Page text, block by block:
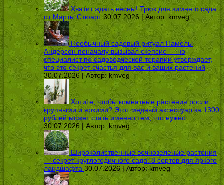
Хватит ждать весны! Трюк для зимнего сада
от Марты Стюарт 30.07.2026 | Автор: kmveg
Необычный садовый ритуал Памелы
Андерсон поначалу вызывал скепсис — но
специалист по садоводческой терапии утверждает,
что это секрет счастья для вас и ваших растений
30.07.2026 | Автор: kmveg
Хотите, чтобы комнатные растения росли
крупными и яркими? Этот медный аксессуар за 1300
рублей может стать именно тем, что нужно
30.07.2026 | Автор: kmveg
Широколиственные вечнозеленые растения
— секрет круглогодичного сада: 8 сортов для яркого
ландшафта 30.07.2026 | Автор:kmveg